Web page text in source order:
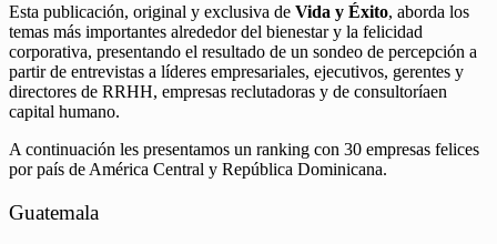
Esta publicación, original y exclusiva de Vida y Éxito, aborda los
temas más importantes alrededor del bienestar y la felicidad
corporativa, presentando el resultado de un sondeo de percepción a
partir de entrevistas a líderes empresariales, ejecutivos, gerentes y
directores de RRHH, empresas reclutadoras y de consultoríaen
capital humano.
A continuación les presentamos un ranking con 30 empresas felices
por país de América Central y República Dominicana.
Guatemala